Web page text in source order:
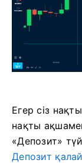
Егер сіз
нақты
«Депозит»
Депозит